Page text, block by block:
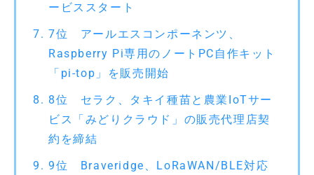
ービススタート
7位 アールエスコンポーネンツ、
Raspberry Pi専用のノートPC自作キット
「pi-top」を販売開始
8位 セラク、タキイ種苗と農業IoTサー
ビス「みどりクラウド」の販売代理店契
約を締結
9位 Braveridge、LoRaWAN/BLE対応